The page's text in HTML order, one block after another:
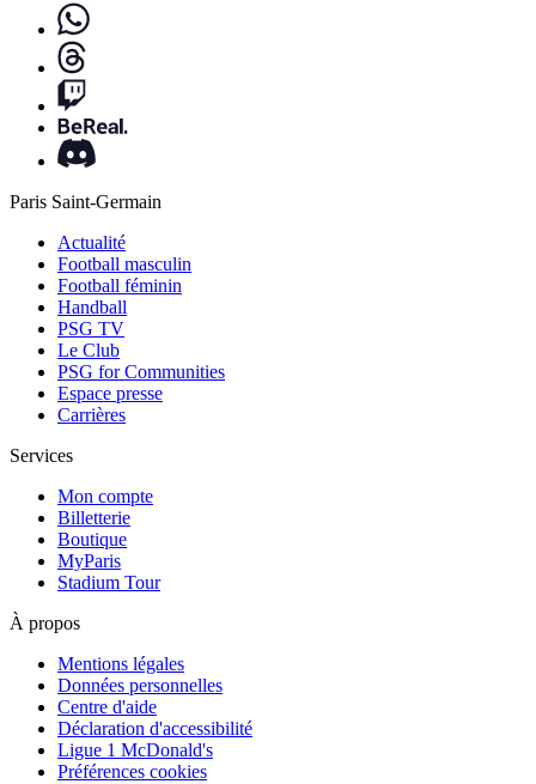
Paris Saint-Germain
Actualité
Football masculin
Football féminin
Handball
PSG TV
Le Club
PSG for Communities
Espace presse
Carrières
Services
Mon compte
Billetterie
Boutique
MyParis
Stadium Tour
À propos
Mentions légales
Données personnelles
Centre d'aide
Déclaration d'accessibilité
Ligue 1 McDonald's
Préférences cookies